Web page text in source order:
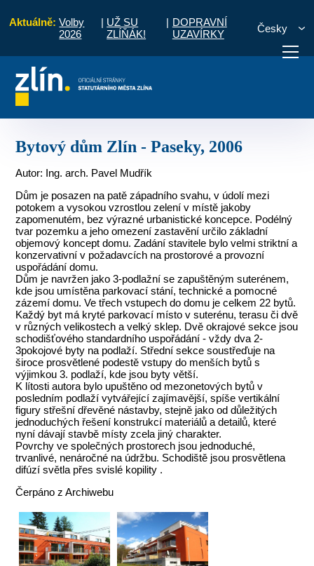
Aktuálně: Volby
2026
| UŽ SU
ZLÍŇÁK!
| DOPRAVNÍ
UZAVÍRKY
Česky
Potřebuji zaplatit
Bytový dům Zlín - Paseky, 2006
Autor: Ing. arch. Pavel Mudřík
Dům je posazen na patě západního svahu, v údolí mezi
potokem a vysokou vzrostlou zelení v místě jakoby
zapomenutém, bez výrazné urbanistické koncepce. Podélný
tvar pozemku a jeho omezení zastavění určilo základní
objemový koncept domu. Zadání stavitele bylo velmi striktní a
konzervativní v požadavcích na prostorové a provozní
uspořádání domu.
Dům je navržen jako 3-podlažní se zapuštěným suterénem,
kde jsou umístěna parkovací stání, technické a pomocné
zázemí domu. Ve třech vstupech do domu je celkem 22 bytů.
Každý byt má kryté parkovací místo v suterénu, terasu či dvě
v různých velikostech a velký sklep. Dvě okrajové sekce jsou
schodišťového standardního uspořádání - vždy dva 2-
3pokojové byty na podlaží. Střední sekce soustřeďuje na
široce prosvětlené podestě vstupy do menších bytů s
výjimkou 3. podlaží, kde jsou byty větší.
K lítosti autora bylo upuštěno od mezonetových bytů v
posledním podlaží vytvářející zajímavější, spíše vertikální
figury střešní dřevěné nástavby, stejně jako od důležitých
jednoduchých řešení konstrukcí materiálů a detailů, které
nyní dávají stavbě místy zcela jiný charakter.
Povrchy ve společných prostorech jsou jednoduché,
trvanlivé, nenáročné na údržbu. Schodiště jsou prosvětlena
difúzí světla přes svislé kopility .
Čerpáno z Archiwebu